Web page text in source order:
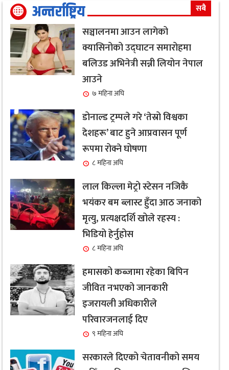
अन्तर्राष्ट्रिय सबै
सञ्चालनमा आउन लागेको
क्यासिनोको उद्घाटन समारोहमा
बलिउड अभिनेत्री सन्नी लियोन नेपाल
आउने
७ महिना अघि
डोनाल्ड ट्रम्पले गरे ‘तेस्रो विश्वका
देशहरू’ बाट हुने आप्रवासन पूर्ण
रूपमा रोक्ने घोषणा
८ महिना अघि
लाल किल्ला मेट्रो स्टेसन नजिकै
भयंकर बम ब्लास्ट हुँदा आठ जनाको
मृत्यु, प्रत्यक्षदर्शि खोले रहस्य :
भिडियो हेर्नुहोस
८ महिना अघि
हमासको कब्जामा रहेका बिपिन
जीवित नभएको जानकारी
इजरायली अधिकारीले
परिवारजनलाई दिए
९ महिना अघि
सरकारले दिएको चेतावनीको समय